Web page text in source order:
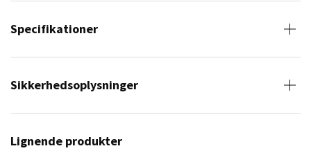
Specifikationer
Sikkerhedsoplysninger
Lignende produkter